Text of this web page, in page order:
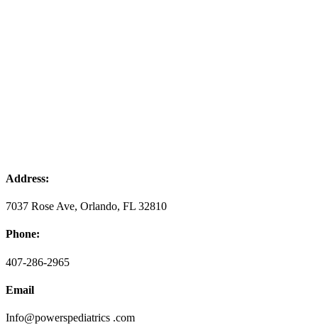
Address:
7037 Rose Ave, Orlando, FL 32810
Phone:
407-286-2965
Email
Info@powerspediatrics .com